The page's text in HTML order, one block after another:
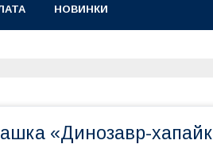
НОВИНКИ
«Динозавр-